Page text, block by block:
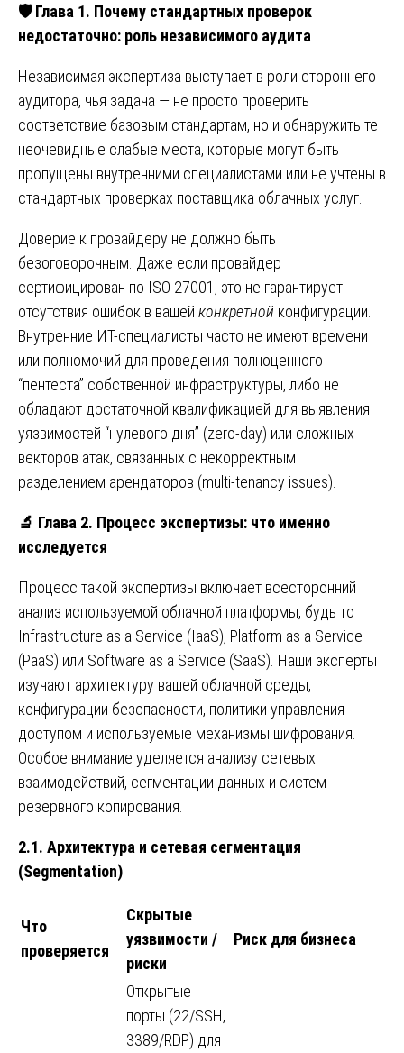
🛡️ Глава 1. Почему стандартных проверок
недостаточно: роль независимого аудита
Независимая экспертиза выступает в роли стороннего
аудитора, чья задача — не просто проверить
соответствие базовым стандартам, но и обнаружить те
неочевидные слабые места, которые могут быть
пропущены внутренними специалистами или не учтены в
стандартных проверках поставщика облачных услуг.
Доверие к провайдеру не должно быть
безоговорочным. Даже если провайдер
сертифицирован по ISO 27001, это не гарантирует
отсутствия ошибок в вашей конкретной конфигурации.
Внутренние ИТ-специалисты часто не имеют времени
или полномочий для проведения полноценного
“пентеста” собственной инфраструктуры, либо не
обладают достаточной квалификацией для выявления
уязвимостей “нулевого дня” (zero-day) или сложных
векторов атак, связанных с некорректным
разделением арендаторов (multi‑tenancy issues).
🔬 Глава 2. Процесс экспертизы: что именно
исследуется
Процесс такой экспертизы включает всесторонний
анализ используемой облачной платформы, будь то
Infrastructure as a Service (IaaS), Platform as a Service
(PaaS) или Software as a Service (SaaS). Наши эксперты
изучают архитектуру вашей облачной среды,
конфигурации безопасности, политики управления
доступом и используемые механизмы шифрования.
Особое внимание уделяется анализу сетевых
взаимодействий, сегментации данных и систем
резервного копирования.
2.1. Архитектура и сетевая сегментация
(Segmentation)
Что
проверяется
Скрытые
уязвимости /
риски
Риск для бизнеса
Открытые
порты (22/SSH,
3389/RDP) для